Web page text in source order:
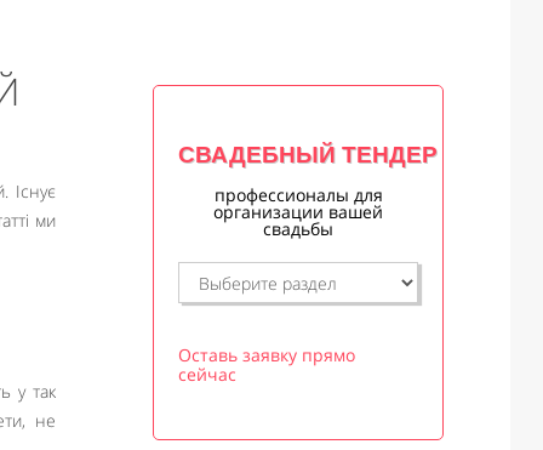
Існує
ми
у так
не
СВАДЕБНЫЙ ТЕНДЕР
профессионалы для
организации вашей
свадьбы
Оставь заявку прямо
сейчас